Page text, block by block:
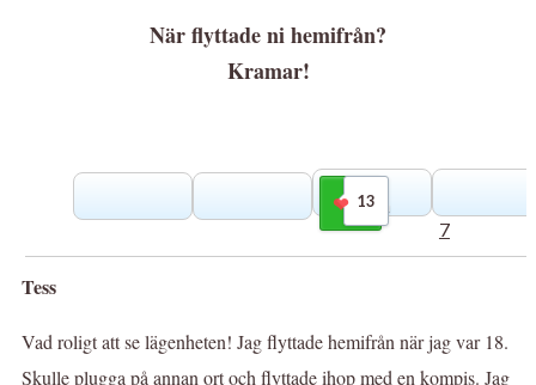
När flyttade ni hemifrån?
Kramar!
13
Gilla
7
Tess
Vad roligt att se lägenheten! Jag flyttade hemifrån när jag var 18.
Skulle plugga på annan ort och flyttade ihop med en kompis. Jag